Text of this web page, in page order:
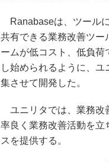
Ranabaseは、ツール
共有できる業務改善ツー
ームが低コスト、低負荷
し始められるように、
集させて開発した。
ユニリタでは、業務改
率良く業務改善活動を立
スを提供する。